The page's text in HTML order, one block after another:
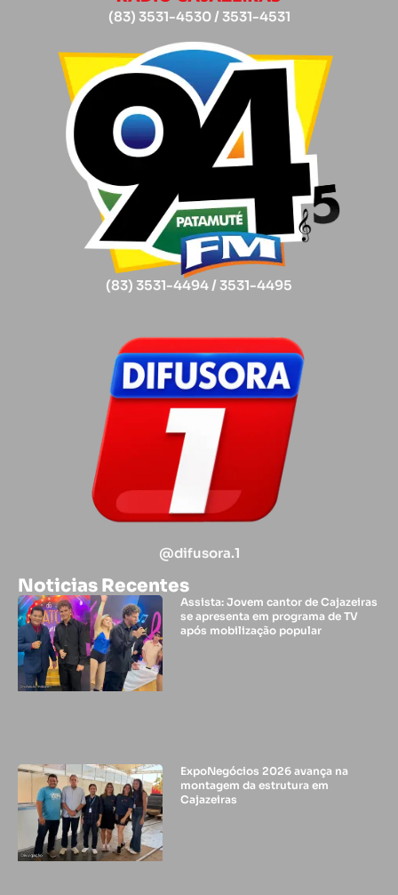
(83) 3531-4530 / 3531-4531
(83) 3531-4494 / 3531-4495
@difusora.1
Noticias Recentes
Assista: Jovem cantor de Cajazeiras
se apresenta em programa de TV
após mobilização popular
ExpoNegócios 2026 avança na
montagem da estrutura em
Cajazeiras